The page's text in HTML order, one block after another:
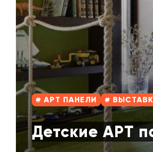
# АРТ ПАНЕЛИ #
Детские АРТ